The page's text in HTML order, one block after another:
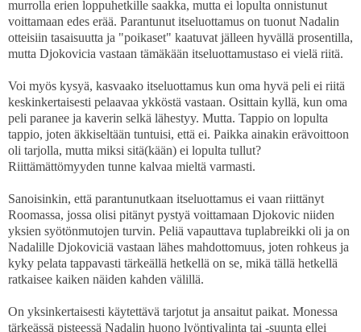
murrolla erien loppuhetkille saakka, mutta ei lopulta onnistunut
voittamaan edes erää. Parantunut itseluottamus on tuonut Nadalin
otteisiin tasaisuutta ja "poikaset" kaatuvat jälleen hyvällä prosentilla,
mutta Djokovicia vastaan tämäkään itseluottamustaso ei vielä riitä.
Voi myös kysyä, kasvaako itseluottamus kun oma hyvä peli ei riitä
keskinkertaisesti pelaavaa ykköstä vastaan. Osittain kyllä, kun oma
peli paranee ja kaverin selkä lähestyy. Mutta. Tappio on lopulta
tappio, joten äkkiseltään tuntuisi, että ei. Paikka ainakin erävoittoon
oli tarjolla, mutta miksi sitä(kään) ei lopulta tullut?
Riittämättömyyden tunne kalvaa mieltä varmasti.
Sanoisinkin, että parantunutkaan itseluottamus ei vaan riittänyt
Roomassa, jossa olisi pitänyt pystyä voittamaan Djokovic niiden
yksien syötönmutojen turvin. Peliä vapauttava tuplabreikki oli ja on
Nadalille Djokoviciä vastaan lähes mahdottomuus, joten rohkeus ja
kyky pelata tappavasti tärkeällä hetkellä on se, mikä tällä hetkellä
ratkaisee kaiken näiden kahden välillä.
On yksinkertaisesti käytettävä tarjotut ja ansaitut paikat. Monessa
tärkeässä pisteessä Nadalin huono lyöntivalinta tai -suunta ellei